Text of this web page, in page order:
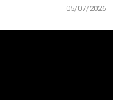
05/07/2026